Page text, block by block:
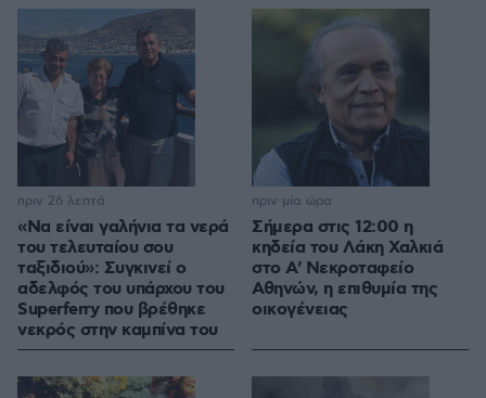
«Να είναι γαλήνια τα νερά
του τελευταίου σου
ταξιδιού»: Συγκινεί ο
αδελφός του υπάρχου του
Superferry που βρέθηκε
νεκρός στην καμπίνα του
πριν 26 λεπτά
Σήμερα στις 12:00 η
κηδεία του Λάκη Χαλκιά
στο Α' Νεκροταφείο
Αθηνών, η επιθυμία της
οικογένειας
πριν μία ώρα